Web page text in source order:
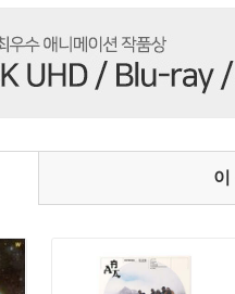
이